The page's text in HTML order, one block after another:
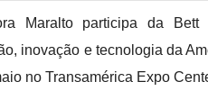
Maralto participa da
inovação e tecnologia da
no Transamérica Expo